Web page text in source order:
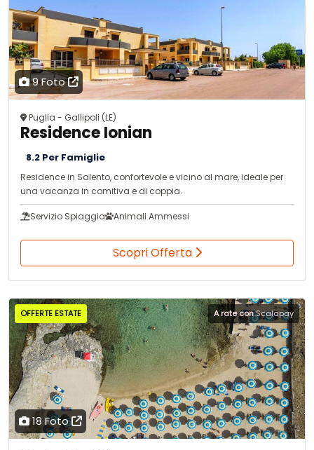
9 Foto
Puglia - Gallipoli (LE)
Residence Ionian
8.2 Per Famiglie
Residence in Salento, confortevole e vicino al mare, ideale per
una vacanza in comitiva e di coppia.
Servizio Spiaggia Animali Ammessi
Scopri Offerta
18 Foto
OFFERTE ESTATE A rate conScalapay